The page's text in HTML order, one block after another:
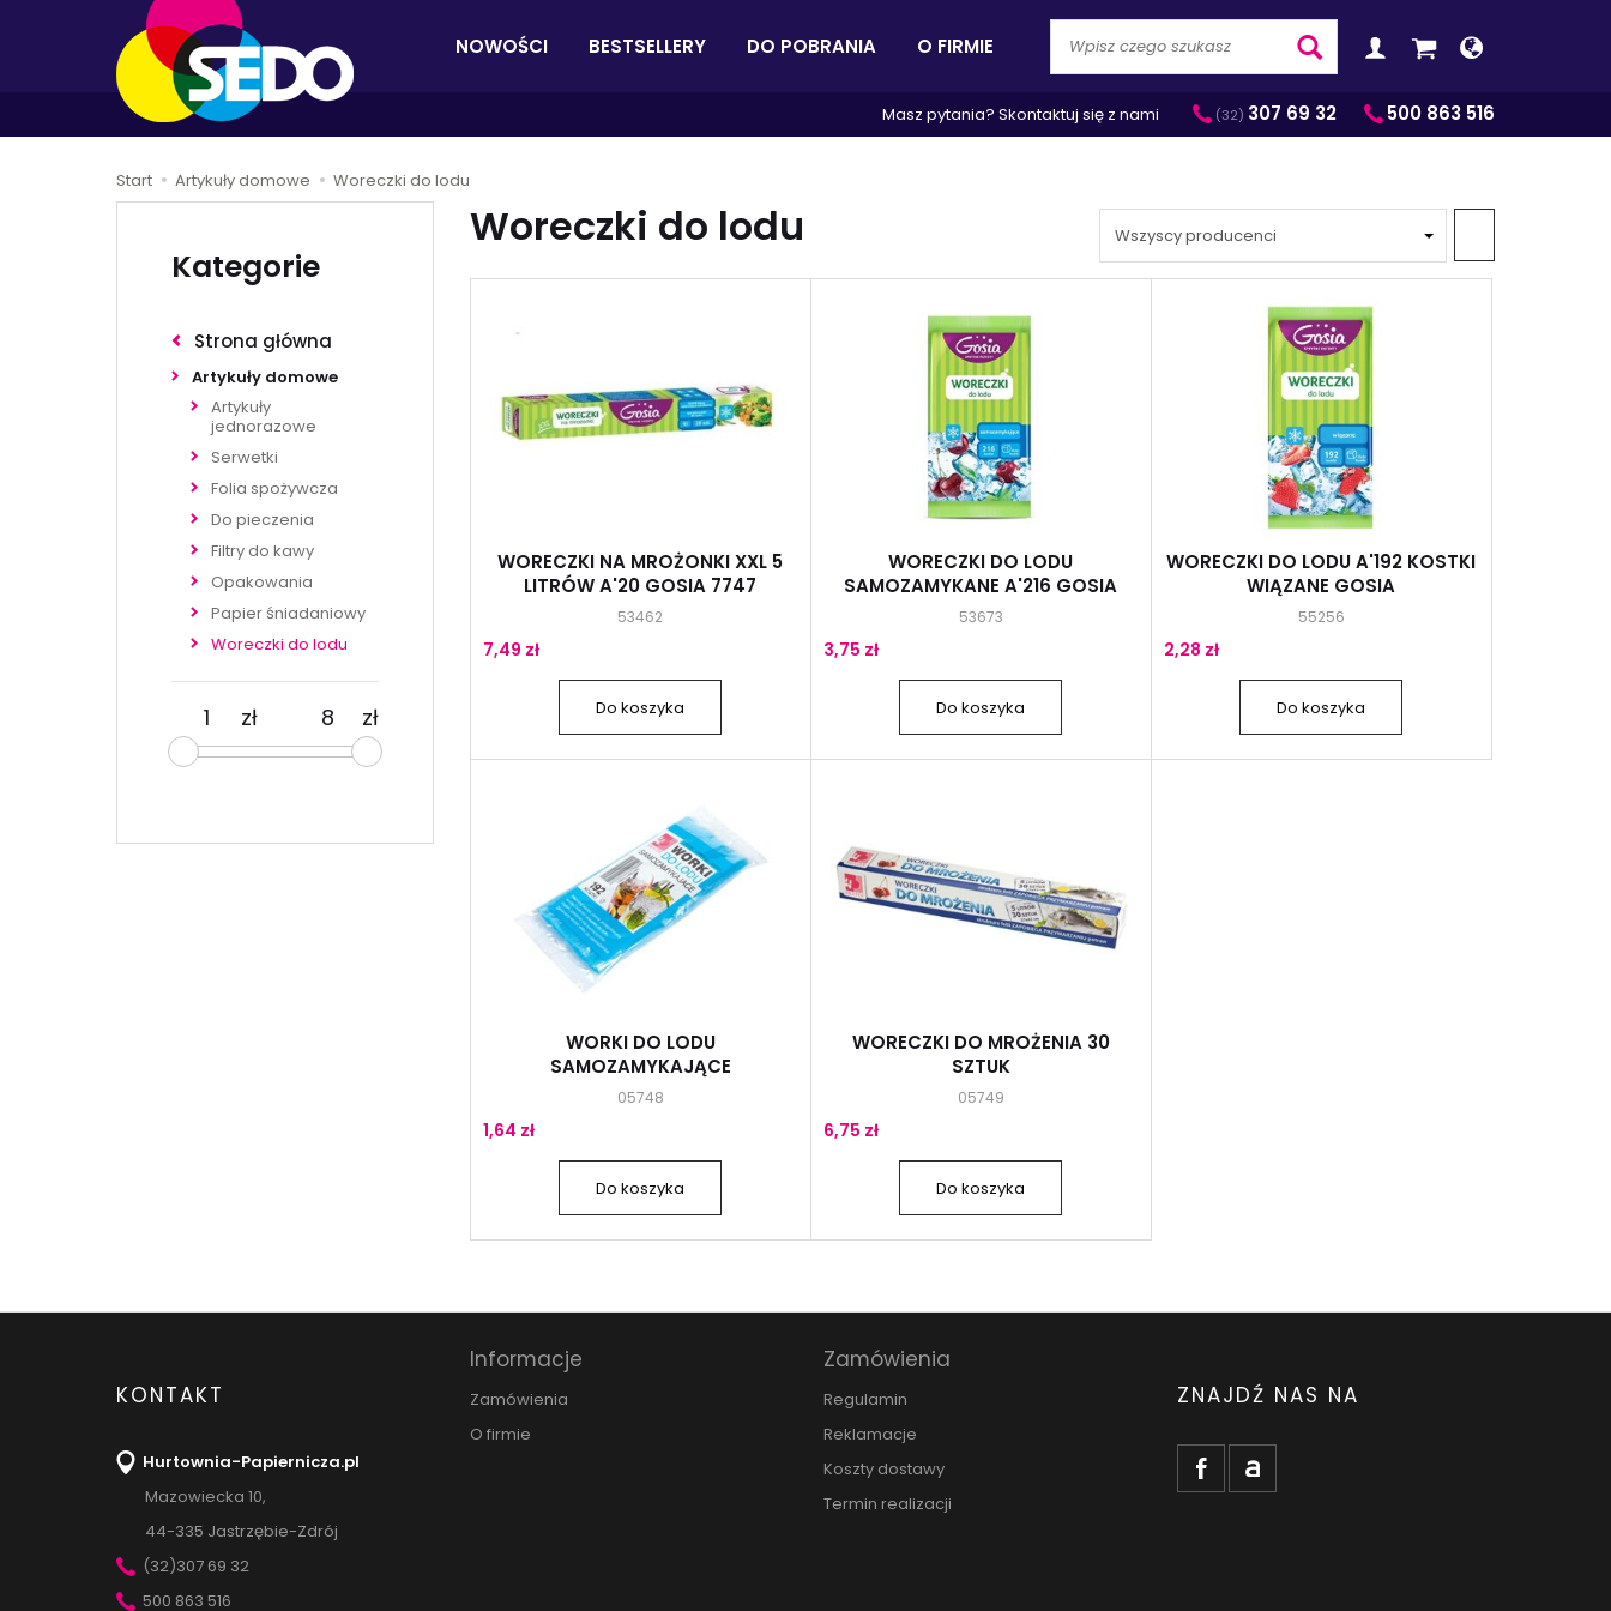
Wyszukaj
NOWOŚCI BESTSELLERY DO POBRANIA O FIRMIE
Masz pytania? Skontaktuj się z nami (32) 307 69 32 500 863 516
Start Artykuły domowe Woreczki do lodu
Woreczki do lodu
WORECZKI NA MROŻONKI XXL 5
LITRÓW A'20 GOSIA 7747
53462
7,49 zł
Do koszyka
WORECZKI DO LODU
SAMOZAMYKANE A'216 GOSIA
53673
3,75 zł
Do koszyka
WORECZKI DO LODU A'192 KOSTKI
WIĄZANE GOSIA
55256
2,28 zł
Do koszyka
WORKI DO LODU
SAMOZAMYKAJĄCE
05748
1,64 zł
Do koszyka
WORECZKI DO MROŻENIA 30
SZTUK
05749
6,75 zł
Do koszyka
Kategorie
Strona główna
Artykuły domowe
Artykuły
jednorazowe
Serwetki
Folia spożywcza
Do pieczenia
Filtry do kawy
Opakowania
Papier śniadaniowy
Woreczki do lodu
zł zł
ZNAJDŹ NAS NA
KONTAKT
Hurtownia-Papiernicza.pl
Mazowiecka 10,
44-335 Jastrzębie-Zdrój
(32)307 69 32
500 863 516
Informacje
Zamówienia
O firmie
Zamówienia
Regulamin
Reklamacje
Koszty dostawy
Termin realizacji